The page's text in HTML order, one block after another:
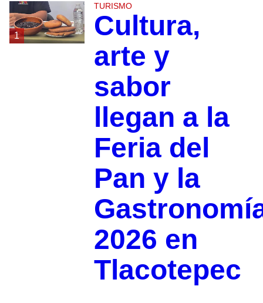
1
TURISMO
Cultura,
arte y
sabor
llegan a la
Feria del
Pan y la
2026 en
Tlacotepec